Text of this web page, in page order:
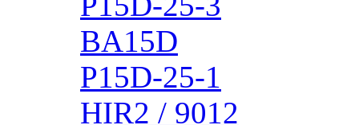
BA15D
P15D-25-1
HIR2 / 9012